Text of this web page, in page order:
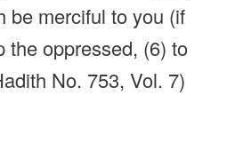
be merciful to you (if
the oppressed, (6) to
No. 753, Vol. 7)